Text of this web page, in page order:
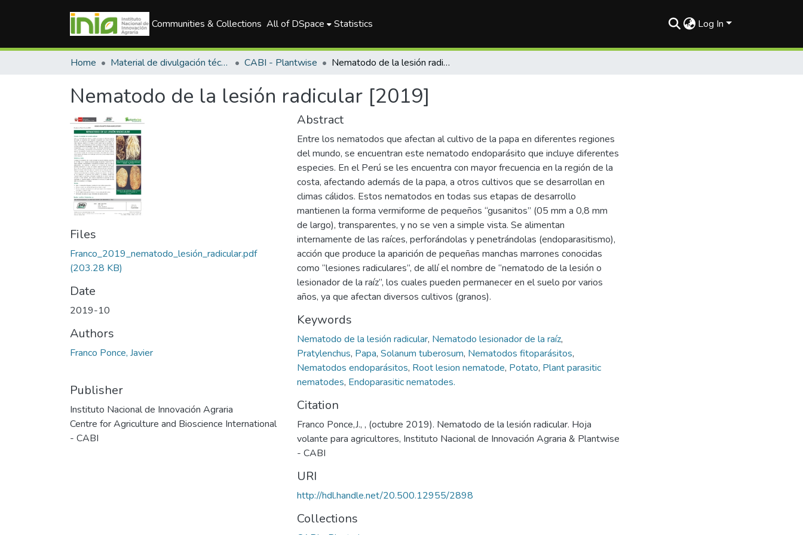
Communities & Collections All of DSpace Statistics Log In
Home Material de divulgación técnica CABI - Plantwise Nematodo de la lesión radicular [2019]
Nematodo de la lesión radicular [2019]
Files
Franco_2019_nematodo_lesión_radicular.pdf
(203.28 KB)
Date
2019-10
Authors
Franco Ponce, Javier
Publisher
Instituto Nacional de Innovación Agraria
Centre for Agriculture and Bioscience International
- CABI
Abstract
Entre los nematodos que afectan al cultivo de la papa en diferentes regiones
del mundo, se encuentran este nematodo endoparásito que incluye diferentes
especies. En el Perú se les encuentra con mayor frecuencia en la región de la
costa, afectando además de la papa, a otros cultivos que se desarrollan en
climas cálidos. Estos nematodos en todas sus etapas de desarrollo
mantienen la forma vermiforme de pequeños “gusanitos” (05 mm a 0,8 mm
de largo), transparentes, y no se ven a simple vista. Se alimentan
internamente de las raíces, perforándolas y penetrándolas (endoparasitismo),
acción que produce la aparición de pequeñas manchas marrones conocidas
como “lesiones radiculares”, de allí el nombre de “nematodo de la lesión o
lesionador de la raíz”, los cuales pueden permanecer en el suelo por varios
años, ya que afectan diversos cultivos (granos).
Keywords
Nematodo de la lesión radicular, Nematodo lesionador de la raíz,
Pratylenchus, Papa, Solanum tuberosum, Nematodos fitoparásitos,
Nematodos endoparásitos, Root lesion nematode, Potato, Plant parasitic
nematodes, Endoparasitic nematodes.
Citation
Franco Ponce,J., , (octubre 2019). Nematodo de la lesión radicular. Hoja
volante para agricultores, Instituto Nacional de Innovación Agraria & Plantwise
- CABI
URI
http://hdl.handle.net/20.500.12955/2898
Collections